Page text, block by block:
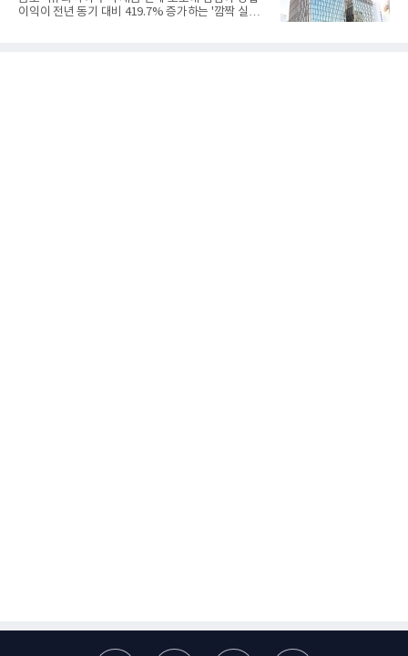
오는 올해 2분기 연결 기준 매출 2조985억원, 영업이
익 2770억원을 기록했다. 전년 동기 대비 매출과 영업
이익이 전년 동기 대비 419.7% 증가하는 '깜짝 실